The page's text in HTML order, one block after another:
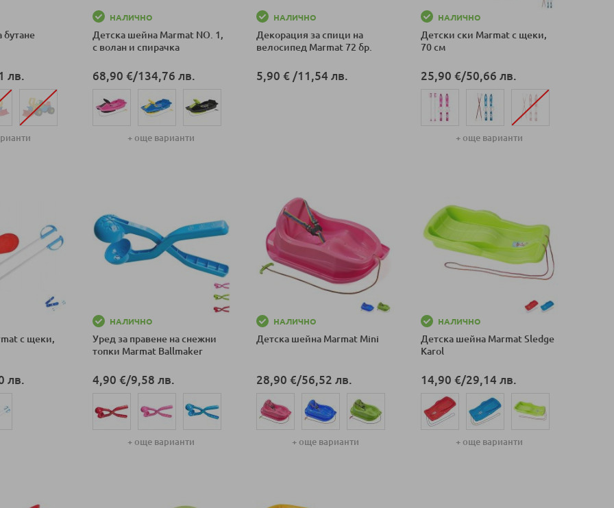
бутане
лв.
НАЛИЧНО
Детска шейна Marmat NO. 1,
с волан и спирачка
68,90 €/134,76 лв.
+ още варианти
НАЛИЧНО
Декорация за спици на
велосипед Marmat 72 бр.
5,90 € /11,54 лв.
НАЛИЧНО
Детски ски Marmat с щеки,
70 см
25,90 €/50,66 лв.
+ още варианти
с щеки,
лв.
НАЛИЧНО
Уред за правене на снежни
топки Marmat Ballmaker
4,90 €/9,58 лв.
+ още варианти
НАЛИЧНО
Детска шейна Marmat Mini
28,90 €/56,52 лв.
+ още варианти
НАЛИЧНО
Детска шейна Marmat Sledge
Karol
14,90 €/29,14 лв.
+ още варианти